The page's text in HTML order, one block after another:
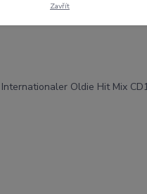
Oldie
Zavřít